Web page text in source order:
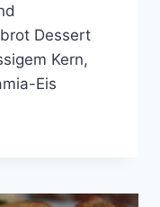
Dessert
Kern,
Eis